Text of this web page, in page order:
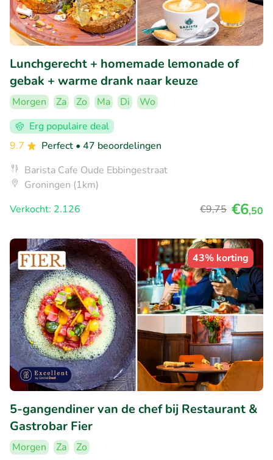
Lunchgerecht + homemade lemonade of
gebak + warme drank naar keuze
Morgen Za Zo Ma Di
Wo
Erg populaire deal
9.7
Perfect • 47 beoordelingen
Barista Cafe Oude Ebbingestraat
Groningen (1km)
Verkocht: 2.126
€9,75 €6,50
43% korting
5-gangendiner van de chef bij Restaurant &
Gastrobar Fier
Morgen Za
Zo